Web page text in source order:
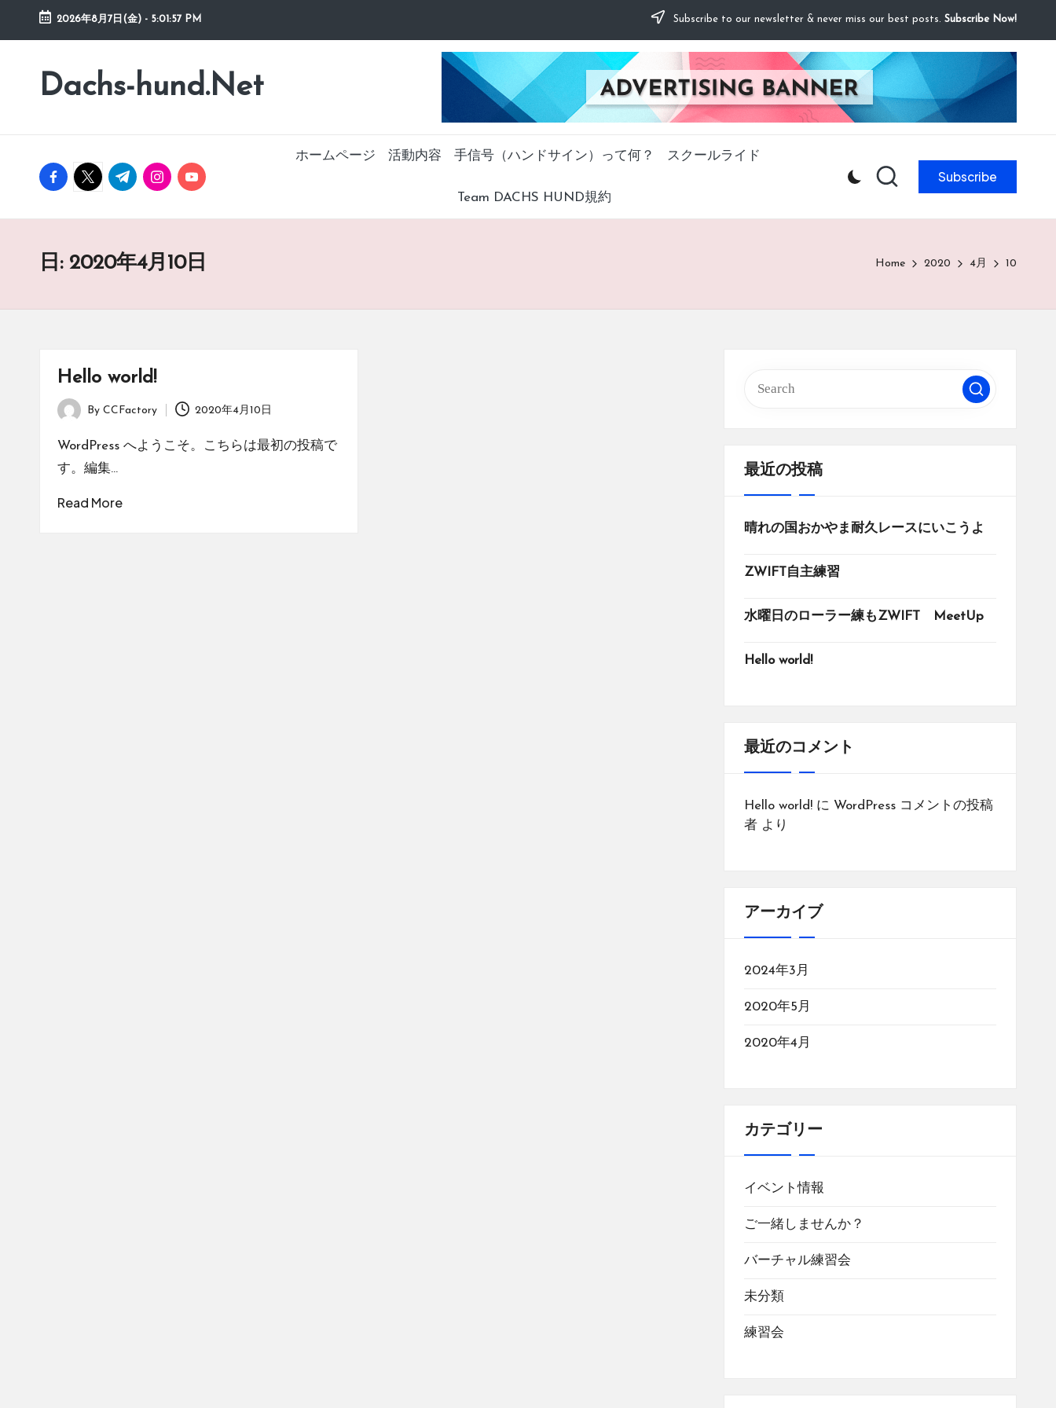
Skip
2026年8月7日(金) - 5:01:57 PM Subscribe to our newsletter & never miss our best posts. Subscribe Now!
Dachs-hund.Net
facebook.com
twitter.com
t.me instagram.com
youtube.com
ホームページ 活動内容 手信号（ハンドサイン）って何？ スクールライド
Team DACHS HUND規約
Subscribe
日: 2020年4月10日 Home 2020 4月 10
Hello world!
Posted
by
By CCFactory 2020年4月10日
WordPress へようこそ。こちらは最初の投稿で
す。編集…
Read More
最近の投稿
晴れの国おかやま耐久レースにいこうよ
ZWIFT自主練習
水曜日のローラー練もZWIFT MeetUp
Hello world!
最近のコメント
Hello world!に WordPress コメントの投稿
者より
アーカイブ
2024年3月
2020年5月
2020年4月
カテゴリー
イベント情報
ご一緒しませんか？
バーチャル練習会
未分類
練習会